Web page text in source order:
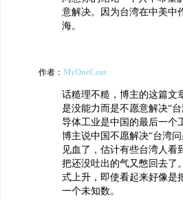
意解决。因为台湾在中美中
海。
作者： MyOneCent
话糙理不糙，博主的这篇文
是没能力而是不愿意解决“
导体工业是中国的最后一个
博主说中国不愿解决“台湾
见血了，估计有些台湾人看
把还没吐出的气又憋回去了
式上升，即使看起来好像是
一个未知数。